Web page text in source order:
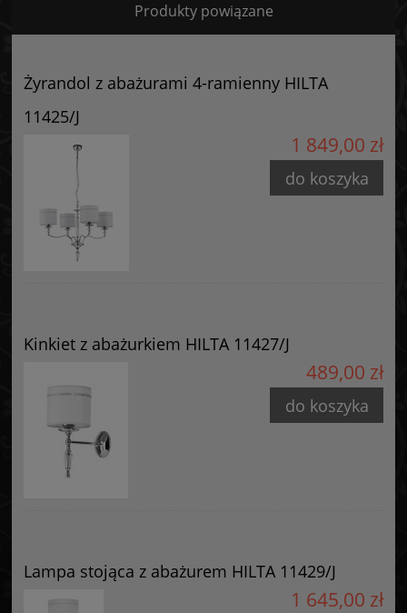
Certyfikaty i ostrzeżenie bezpieczeństwa
Starzyńskiego 6
info@goldsun-lampy.pl
Produkty powiązane
Żyrandol z abażurami 4-ramienny HILTA
11425/J
1 849,00 zł
do koszyka
Kinkiet z abażurkiem HILTA 11427/J
489,00 zł
do koszyka
Lampa stojąca z abażurem HILTA 11429/J
1 645,00 zł